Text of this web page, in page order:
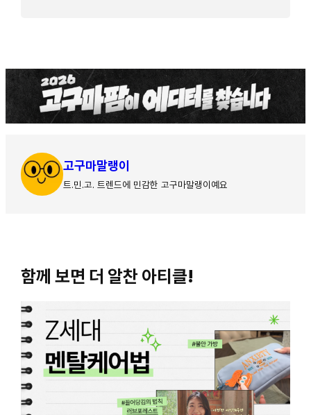
고구마말랭이
트.민.고. 트렌드에 민감한 고구마말랭이예요
함께 보면 더 알찬 아티클!